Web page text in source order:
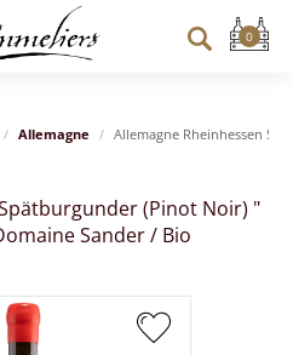
Allemagne Allemagne Rheinhessen
(Pinot Noir) "
Sander / Bio